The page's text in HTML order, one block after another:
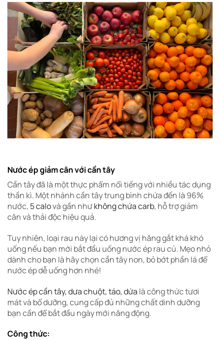
Nước ép giảm cân với cần tây
Cần tây đã là một thực phẩm nổi tiếng với nhiều tác dụng
thần kì. Một nhánh cần tây trung bình chứa đến là 96%
nước, 5 calovà gần nhưkhông chứa carb, hỗ trợ giảm
cân và thải độc hiệu quả.
Tuy nhiên, loại rau này lại có hương vị hăng gắt khá khó
uống nếu bạn mới bắt đầu uống nước ép rau củ. Mẹo nhỏ
dành cho bạn là hãy chọn cần tây non, bỏ bớt phần lá để
nước ép dễ uống hơn nhé!
Nước ép cần tây, dưa chuột, táo, dứa là công thức tươi
mát và bổ dưỡng, cung cấp đủ những chất dinh dưỡng
bạn cần để bắt đầu ngày mới năng động.
Công thức: